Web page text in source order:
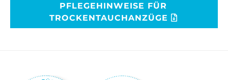
PFLEGEHINWEISE FÜR
TROCKENTAUCHANZÜGE